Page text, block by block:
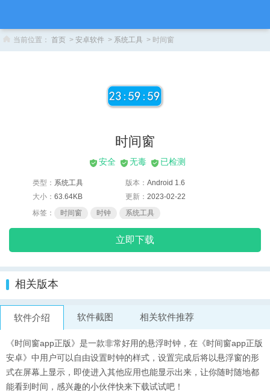
当前位置： 首页 > 安卓软件 > 系统工具 > 时间窗
时间窗
安全 无毒 已检测
立即下载
类型： 系统工具 版本： Android 1.6
大小： 63.64KB 更新： 2023-02-22
标签：
时间窗 时钟 系统工具
相关版本
软件介绍 软件截图 相关软件推荐
《时间窗app正版》是一款非常好用的悬浮时钟，在《时间窗app正版
安卓》中用户可以自由设置时钟的样式，设置完成后将以悬浮窗的形
式在屏幕上显示，即使进入其他应用也能显示出来，让你随时随地都
能看到时间，感兴趣的小伙伴快来下载试试吧！